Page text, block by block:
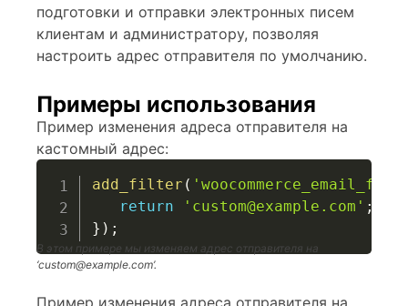
подготовки и отправки электронных писем
клиентам и администратору, позволяя
настроить адрес отправителя по умолчанию.
Примеры использования
Пример изменения адреса отправителя на
кастомный адрес:
add_filter (
return
'custom@example.com' ;
} ) ;
В этом примере мы изменяем адрес отправителя на
‘custom@example.com’.
Пример изменения адреса отправителя на